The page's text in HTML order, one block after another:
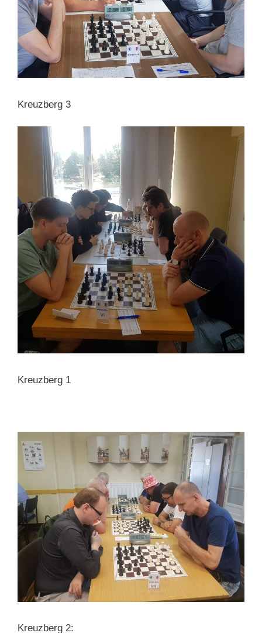
Kreuzberg 3
Kreuzberg 1
Kreuzberg 2: